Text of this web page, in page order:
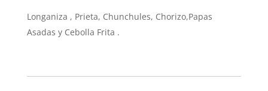
Longaniza , Prieta, Chunchules, Chorizo,Papas
Asadas y Cebolla Frita .